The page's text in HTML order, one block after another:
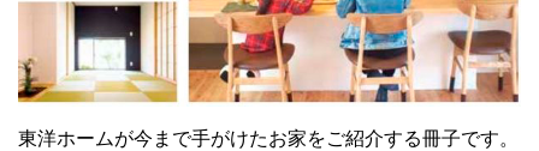
東洋ホームが今まで手がけたお家をご紹介する冊子です。